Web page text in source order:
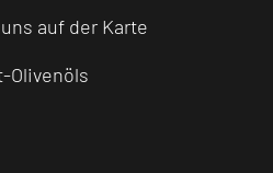
auf der Karte
Olivenöls